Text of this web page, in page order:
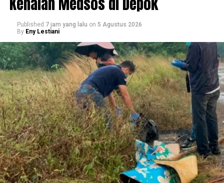
Published 7 jam yang lalu on 5 Agustus 2026
By Eny Lestiani